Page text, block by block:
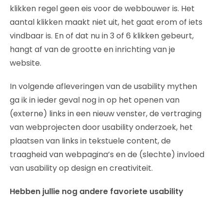
klikken regel geen eis voor de webbouwer is. Het
aantal klikken maakt niet uit, het gaat erom of iets
vindbaar is. En of dat nu in 3 of 6 klikken gebeurt,
hangt af van de grootte en inrichting van je
website.
In volgende afleveringen van de usability mythen
ga ik in ieder geval nog in op het openen van
(externe) links in een nieuw venster, de vertraging
van webprojecten door usability onderzoek, het
plaatsen van links in tekstuele content, de
traagheid van webpagina’s en de (slechte) invloed
van usability op design en creativiteit.
Hebben jullie nog andere favoriete usability